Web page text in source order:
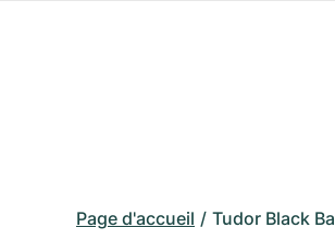
Page d'accueil Tudor Black